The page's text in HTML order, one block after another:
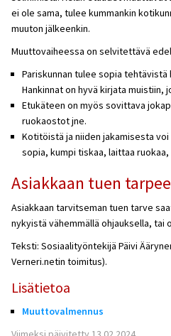
ei ole sama, tulee kummankin
muuton jälkeenkin.
Muuttovaiheessa on selvitettävä
Pariskunnan tulee sopia
Hankinnat on hyvä kirjata
Etukäteen on myös sovittava
ruokaostot jne.
Kotitöistä ja niiden jakamisesta
sopia, kumpi tiskaa, laittaa ruokaa,
Asiakkaan tuen
Asiakkaan tarvitseman tuen tarve
nykyistä vähemmällä ohjauksella, tai
Teksti: Sosiaalityöntekijä Päivi
Verneri.netin toimitus).
Lisätietoa
Muuttovalmennus